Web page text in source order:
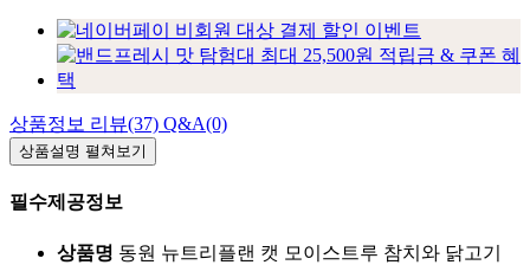
상품정보 리뷰(37) Q&A(0)
상품설명 펼쳐보기
필수제공정보
상품명 동원 뉴트리플랜 캣 모이스트루 참치와 닭고기